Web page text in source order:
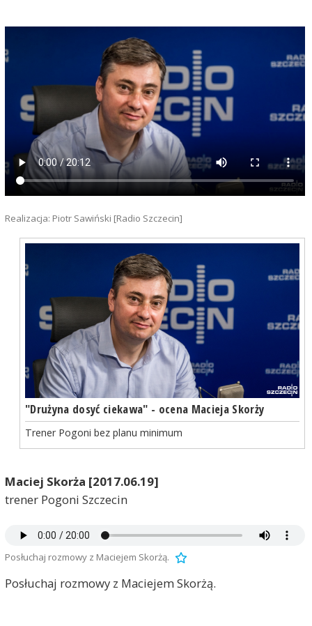
Realizacja: Piotr Sawiński [Radio Szczecin]
"Drużyna dosyć ciekawa" - ocena Macieja Skorży
Trener Pogoni bez planu minimum
Maciej Skorża [2017.06.19]
trener Pogoni Szczecin
Posłuchaj rozmowy z Maciejem Skorżą.
Posłuchaj rozmowy z Maciejem Skorżą.